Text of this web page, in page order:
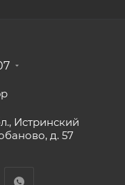
Истринский
д. 57